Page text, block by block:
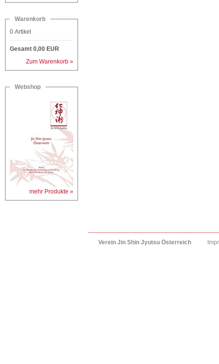
Warenkorb
0 Artikel
Gesamt 0,00 EUR
Zum Warenkorb »
Webshop
mehr Produkte »
Verein Jin Shin Jyutsu Österreich